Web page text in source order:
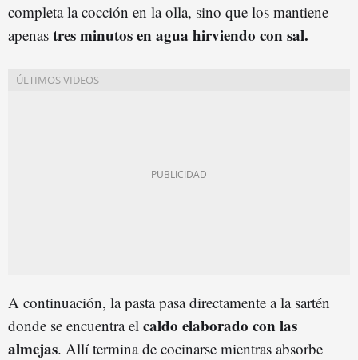
completa la cocción en la olla, sino que los mantiene
apenas tres minutos en agua hirviendo con sal.
A continuación, la pasta pasa directamente a la sartén
donde se encuentra el caldo elaborado con las
almejas. Allí termina de cocinarse mientras absorbe